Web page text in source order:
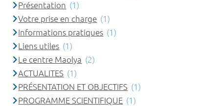
Présentation (1)
Votre prise en charge (1)
Informations pratiques (1)
Liens utiles (1)
Le centre Maolya (2)
ACTUALITES (1)
PRÉSENTATION ET OBJECTIFS (1)
PROGRAMME SCIENTIFIQUE (1)